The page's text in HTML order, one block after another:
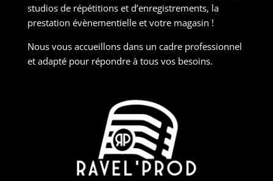
studios de répétitions et d’enregistrements, la
prestation évènementielle et votre magasin !
Nous vous accueillons dans un cadre professionnel
et adapté pour répondre à tous vos besoins.